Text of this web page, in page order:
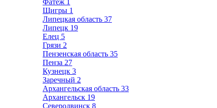
Фатеж 1
Щигры 1
Липецкая область 37
Липецк 19
Елец 5
Грязи 2
Пензенская область 35
Пенза 27
Кузнецк 3
Заречный 2
Архангельская область 33
Архангельск 19
Северодвинск 8